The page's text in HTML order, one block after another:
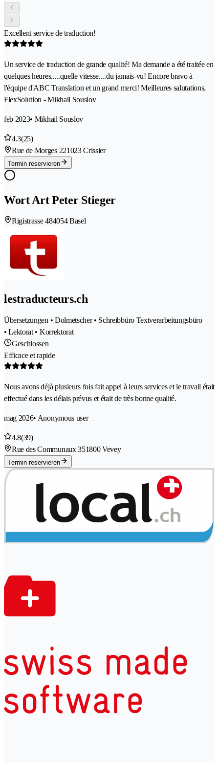
Excellent service de traduction!
Un service de traduction de grande qualité! Ma demande a été traitée en
quelques heures.....quelle vitesse....du jamais-vu! Encore bravo à
l'équipe d'ABC Translation et un grand merci! Meilleures salutations,
FlexSolution - Mikhail Souslov
feb 2023• Mikhail Souslov
4.3(25)
Rue de Morges 221023 Crissier
Termin reservieren
Wort Art Peter Stieger
Rigistrasse 484054 Basel
lestraducteurs.ch
Übersetzungen • Dolmetscher • Schreibbüro Textverarbeitungsbüro
• Lektorat • Korrektorat
Geschlossen
Efficace et rapide
Nous avons déjà plusieurs fois fait appel à leurs services et le travail était
effectué dans les délais prévus et était de très bonne qualité.
mag 2026• Anonymous user
4.8(39)
Rue des Communaux 351800 Vevey
Termin reservieren